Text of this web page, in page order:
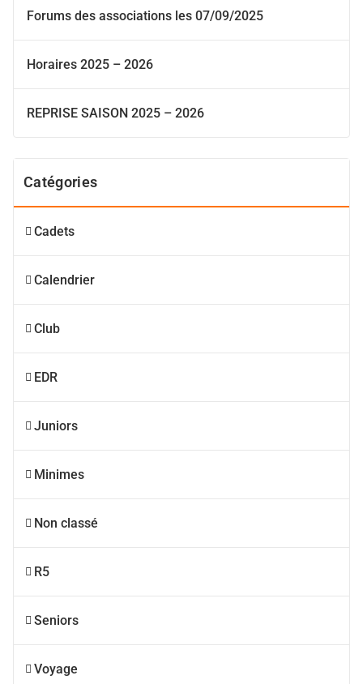
Forums des associations les 07/09/2025
Horaires 2025 – 2026
REPRISE SAISON 2025 – 2026
Catégories
Cadets
Calendrier
Club
EDR
Juniors
Minimes
Non classé
R5
Seniors
Voyage